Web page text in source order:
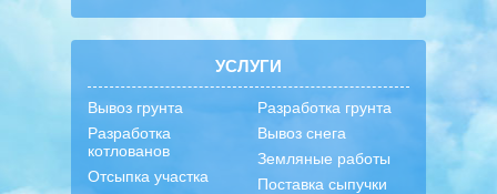
УСЛУГИ
Вывоз грунта
Разработка
котлованов
Отсыпка участка
Разработка грунта
Вывоз снега
Земляные работы
Поставка сыпучки